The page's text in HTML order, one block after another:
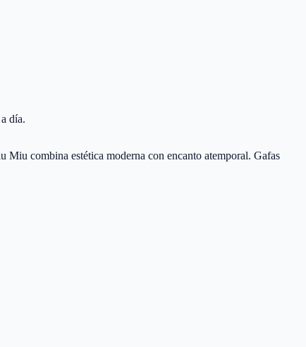
día.
combina estética moderna con encanto atemporal. Gafas